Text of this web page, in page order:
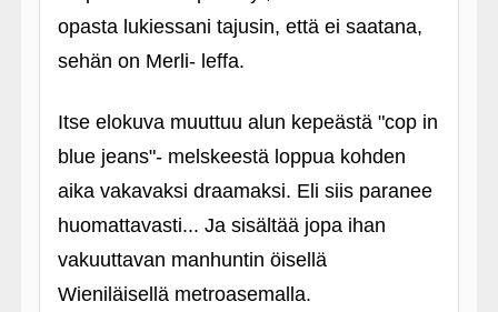
opasta lukiessani tajusin, että ei saatana,
sehän on Merli- leffa.
Itse elokuva muuttuu alun kepeästä "cop in
blue jeans"- melskeestä loppua kohden
aika vakavaksi draamaksi. Eli siis paranee
huomattavasti... Ja sisältää jopa ihan
vakuuttavan manhuntin öisellä
Wieniläisellä metroasemalla.